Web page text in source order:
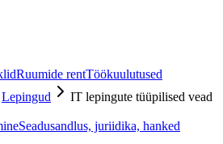
Ruumide rentTöökuulutused
Lepingud
IT lepingute tüüpilised vead
Seadusandlus, juriidika, hanked